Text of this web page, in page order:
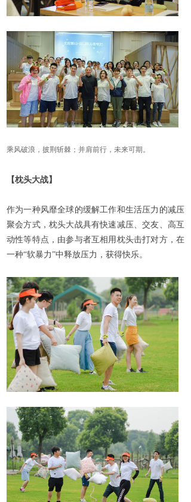
乘风破浪，披荆斩棘；并肩前行，未来可期。
【枕头大战】
作为一种风靡全球的缓解工作和生活压力的减压
聚会方式，枕头大战具有快速减压、交友、高互
动性等特点，由参与者互相用枕头击打对方，在
一种“软暴力”中释放压力，获得快乐。